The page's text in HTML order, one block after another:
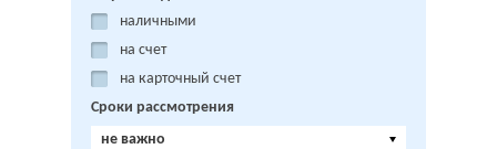
наличными
на счет
на карточный счет
Сроки рассмотрения
не важно